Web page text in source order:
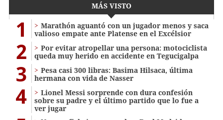
MÁS VISTO
1
Marathón aguantó con un jugador menos y saca
valioso empate ante Platense en el Excélsior
2
Por evitar atropellar una persona: motociclista
queda muy herido en accidente en Tegucigalpa
3
Pesa casi 300 libras: Basima Hilsaca, última
hermana con vida de Nasser
4
Lionel Messi sorprende con dura confesión
sobre su padre y el último partido que lo fue a
ver jugar